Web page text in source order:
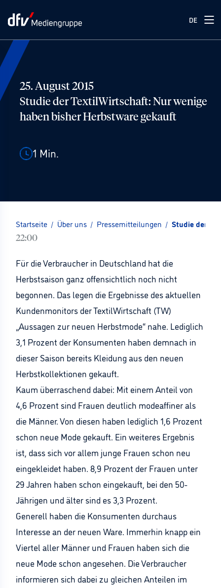
DE
25. August 2015
Studie der TextilWirtschaft: Nur wenige
haben bisher Herbstware gekauft
1 Min.
Startseite / Über uns / Pressemitteilungen / Studie der
22:00
Für die Verbraucher in Deutschland hat die
Herbstsaison ganz offensichtlich noch nicht
begonnen. Das legen die Ergebnisse des aktuellen
Kundenmonitors der TextilWirtschaft (TW)
„Aussagen zur neuen Herbstmode“ nahe. Lediglich
3,1 Prozent der Konsumenten haben demnach in
dieser Saison bereits Kleidung aus den neuen
Herbstkollektionen gekauft.
Kaum überraschend dabei: Mit einem Anteil von
4,6 Prozent sind Frauen deutlich modeaffiner als
die Männer. Von diesen haben lediglich 1,6 Prozent
schon neue Mode gekauft. Ein weiteres Ergebnis
ist, dass sich vor allem junge Frauen schon neu
eingekleidet haben. 8,9 Prozent der Frauen unter
29 Jahren haben schon eingekauft, bei den 50-
Jährigen und älter sind es 3,3 Prozent.
Generell haben die Konsumenten durchaus
Interesse an der neuen Ware. Immerhin knapp ein
Viertel aller Männer und Frauen haben sich die
neue Mode schon angesehen. Die Verbraucher
informieren sich dabei zu gleichen Anteilen im